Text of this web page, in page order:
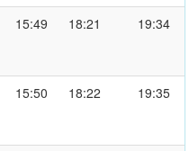
15:49 18:21 19:34
15:50 18:22 19:35